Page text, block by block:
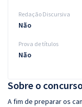
Sobre o
A fim de preparar os
Redação Discursiva
Não
Prova de títulos
Não